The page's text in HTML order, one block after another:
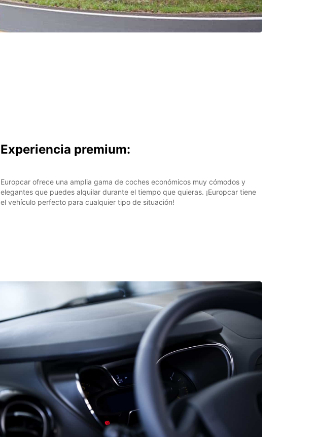
Experiencia premium:
Europcar ofrece una amplia gama de coches económicos muy cómodos y
elegantes que puedes alquilar durante el tiempo que quieras. ¡Europcar tiene
el vehículo perfecto para cualquier tipo de situación!